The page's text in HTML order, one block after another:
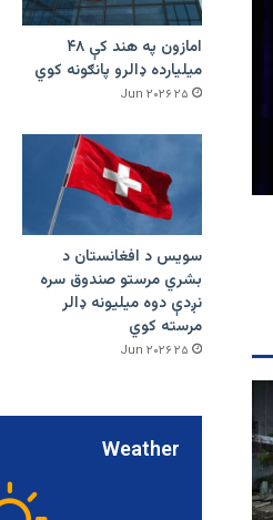
امازون په هند کې ۴۸
میلیارده ډالرو پانګونه کوي
۲۵ Jun ۲۰۲۶
سویس د افغانستان د
بشري مرستو صندوق سره
نږدې دوه میلیونه ډالر
مرسته کوي
۲۵ Jun ۲۰۲۶
Weather